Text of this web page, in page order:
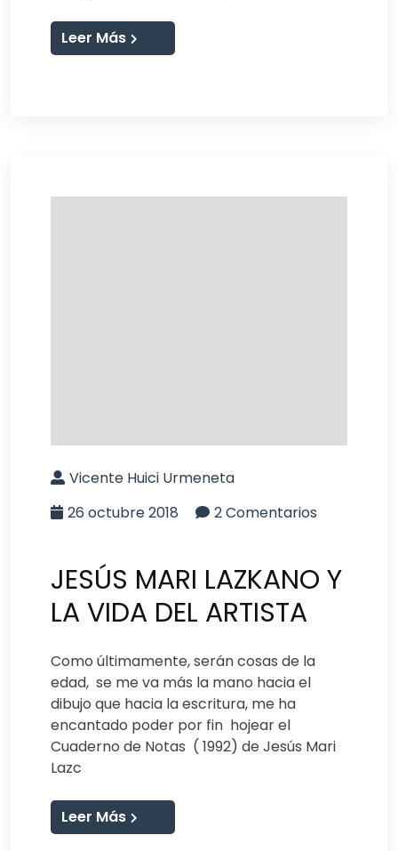
Leer Más
Vicente Huici Urmeneta
26 octubre 2018
2 Comentarios
JESÚS MARI LAZKANO Y
LA VIDA DEL ARTISTA
Como últimamente, serán cosas de la
edad, se me va más la mano hacia el
dibujo que hacia la escritura, me ha
encantado poder por fin hojear el
Cuaderno de Notas ( 1992) de Jesús Mari
Lazc
Leer Más